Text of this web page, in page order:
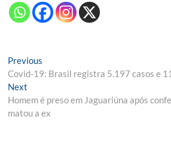
Navegação
de
Post
Previous
post:
Covid-19: Brasil registra 5.197 casos e
Next
post:
Homem é preso em Jaguariúna após
matou a ex